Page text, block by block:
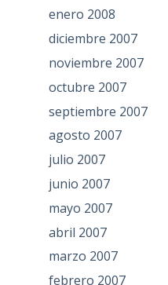
enero 2008
diciembre 2007
noviembre 2007
octubre 2007
septiembre 2007
agosto 2007
julio 2007
junio 2007
mayo 2007
abril 2007
marzo 2007
febrero 2007